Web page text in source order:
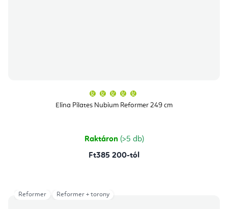
Elina Pilates Nubium Reformer 249 cm
átlagos
értékelése
csillag.
Raktáron (>5 db)
Ft385 200-tól
Reformer Reformer + torony